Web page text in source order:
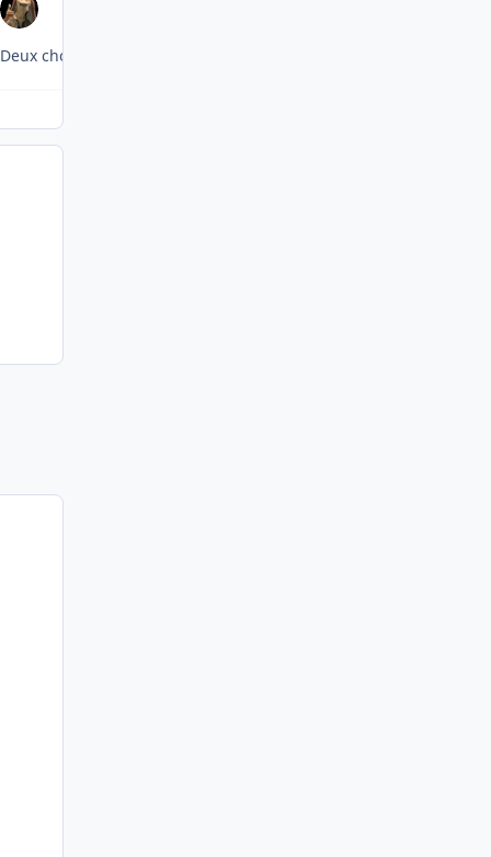
Deux choix possibles : la relaxe, ou relookage par M6 !!!